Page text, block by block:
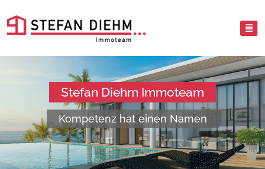
Stefan Diehm Immoteam
Kompetenz hat einen Namen